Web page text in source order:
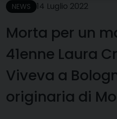
NEWS 14 Luglio 2022
Morta per un
41enne Laura
Viveva a
originaria di